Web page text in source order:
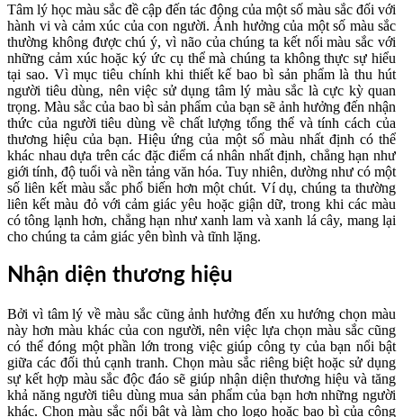
Tâm lý học màu sắc đề cập đến tác động của một số màu sắc đối với
hành vi và cảm xúc của con người. Ảnh hưởng của một số màu sắc
thường không được chú ý, vì não của chúng ta kết nối màu sắc với
những cảm xúc hoặc ký ức cụ thể mà chúng ta không thực sự hiểu
tại sao. Vì mục tiêu chính khi thiết kế bao bì sản phẩm là thu hút
người tiêu dùng, nên việc sử dụng tâm lý màu sắc là cực kỳ quan
trọng. Màu sắc của bao bì sản phẩm của bạn sẽ ảnh hưởng đến nhận
thức của người tiêu dùng về chất lượng tổng thể và tính cách của
thương hiệu của bạn. Hiệu ứng của một số màu nhất định có thể
khác nhau dựa trên các đặc điểm cá nhân nhất định, chẳng hạn như
giới tính, độ tuổi và nền tảng văn hóa. Tuy nhiên, dường như có một
số liên kết màu sắc phổ biến hơn một chút. Ví dụ, chúng ta thường
liên kết màu đỏ với cảm giác yêu hoặc giận dữ, trong khi các màu
có tông lạnh hơn, chẳng hạn như xanh lam và xanh lá cây, mang lại
cho chúng ta cảm giác yên bình và tĩnh lặng.
Nhận diện thương hiệu
Bởi vì tâm lý về màu sắc cũng ảnh hưởng đến xu hướng chọn màu
này hơn màu khác của con người, nên việc lựa chọn màu sắc cũng
có thể đóng một phần lớn trong việc giúp công ty của bạn nổi bật
giữa các đối thủ cạnh tranh. Chọn màu sắc riêng biệt hoặc sử dụng
sự kết hợp màu sắc độc đáo sẽ giúp nhận diện thương hiệu và tăng
khả năng người tiêu dùng mua sản phẩm của bạn hơn những người
khác. Chọn màu sắc nổi bật và làm cho logo hoặc bao bì của công